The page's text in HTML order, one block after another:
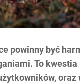
powinny być
To kwestia
oraz